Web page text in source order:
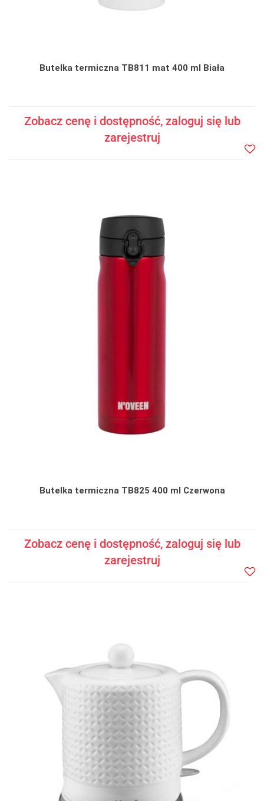
Butelka termiczna TB811 mat 400 ml Biała
Zobacz cenę i dostępność, zaloguj się lub
zarejestruj
Butelka termiczna TB825 400 ml Czerwona
Zobacz cenę i dostępność, zaloguj się lub
zarejestruj